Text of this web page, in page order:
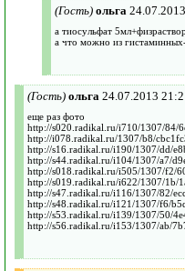
(Гость) ольга
а тиосульфат
а что можно из
(Гость) ольга 24.07.2013
еще раз фото
http://s020.radikal.ru/i710/1307/84/
http://i078.radikal.ru/1307/b8/
http://s16.radikal.ru/i190/1307/dd/
http://s44.radikal.ru/i104/1307/a7/
http://s018.radikal.ru/i505/1307/f2/
http://s019.radikal.ru/i622/1307/1b/
http://s47.radikal.ru/i116/1307/82/
http://s48.radikal.ru/i121/1307/f6/
http://s53.radikal.ru/i139/1307/50/
http://s56.radikal.ru/i153/1307/ab/